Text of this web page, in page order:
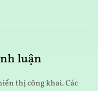
luận
thị công khai.Các